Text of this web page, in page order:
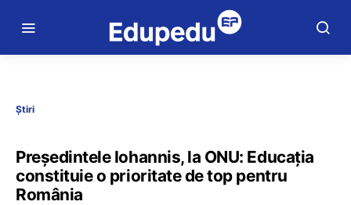
Știri
Președintele Iohannis, la ONU: Educația
constituie o prioritate de top pentru
România